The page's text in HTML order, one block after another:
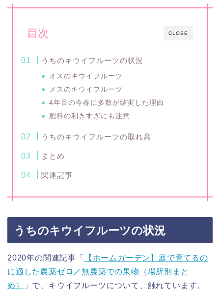
CLOSE
目次
うちのキウイフルーツの状況
オスのキウイフルーツ
メスのキウイフルーツ
4年目の今春に多数が結実した理由
肥料の利きすぎにも注意
うちのキウイフルーツの取れ高
まとめ
関連記事
うちのキウイフルーツの状況
2020年の関連記事「
【ホームガーデン】庭で育てるの
に適した農薬ゼロ／無農薬での果物（場所別まと
め）
」で、キウイフルーツについて、触れています。